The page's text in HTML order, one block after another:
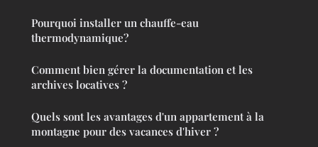
Pourquoi installer un chauffe-eau
thermodynamique?
Comment bien gérer la documentation et les
archives locatives ?
Quels sont les avantages d'un appartement à la
montagne pour des vacances d'hiver ?